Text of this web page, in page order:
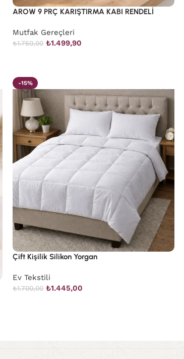
AROW 9 PRÇ KARIŞTIRMA KABI RENDELİ
Mutfak Gereçleri
₺1.750,00 ₺1.499,90
-15%
Çift Kişilik Silikon Yorgan
Ev Tekstili
₺1.700,00 ₺1.445,00